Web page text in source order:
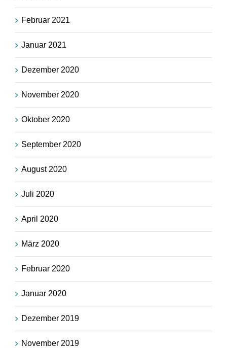
Februar 2021
Januar 2021
Dezember 2020
November 2020
Oktober 2020
September 2020
August 2020
Juli 2020
April 2020
März 2020
Februar 2020
Januar 2020
Dezember 2019
November 2019